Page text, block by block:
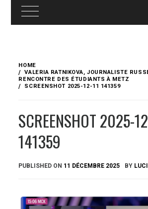
content
HOME
VALERIA RATNIKOVA, JOURNALISTE
RENCONTRE DES ÉTUDIANTS À METZ
SCREENSHOT 2025-12-11 141359
SCREENSHOT 2025-
141359
PUBLISHED ON 11 DÉCEMBRE 2025 BY